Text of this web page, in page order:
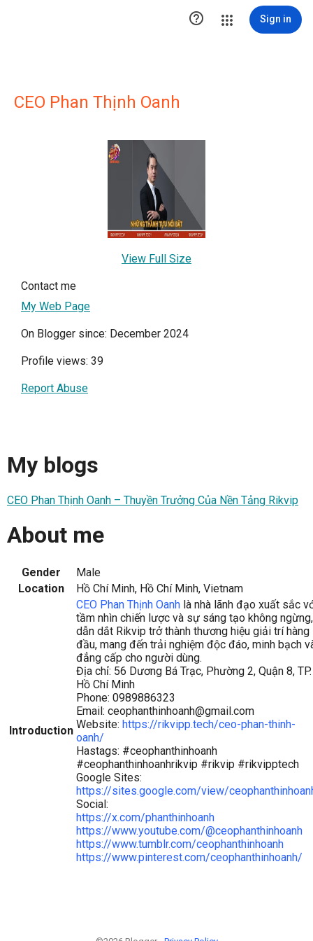
 Sign in
CEO Phan Thịnh Oanh
View Full Size
Contact me
My Web Page
On Blogger since: December 2024
Profile views: 39
Report Abuse
My blogs
CEO Phan Thịnh Oanh – Thuyền Trưởng Của Nền Tảng Rikvip
About me
Gender
Male
Location
Hồ Chí Minh, Hồ Chí Minh, Vietnam
Introduction
CEO Phan Thịnh Oanh là nhà lãnh đạo xuất sắc
tầm nhìn chiến lược và sự sáng tạo không ngừng,
dẫn dắt Rikvip trở thành thương hiệu giải trí hàng
đầu, mang đến trải nghiệm độc đáo, minh bạch
đẳng cấp cho người dùng.
Địa chỉ: 56 Dương Bá Trạc, Phường 2, Quận 8, TP.
Hồ Chí Minh
Phone: 0989886323
Email: ceophanthinhoanh@gmail.com
Website: https://rikvipp.tech/ceo-phan-thinh-
oanh/
Hastags: #ceophanthinhoanh
#ceophanthinhoanhrikvip #rikvip #rikvipptech
Google Sites:
https://sites.google.com/view/
Social:
https://x.com/phanthinhoanh
https://www.youtube.com/@ceophanthinhoanh
https://www.tumblr.com/ceophanthinhoanh
https://www.pinterest.com/ceophanthinhoanh/